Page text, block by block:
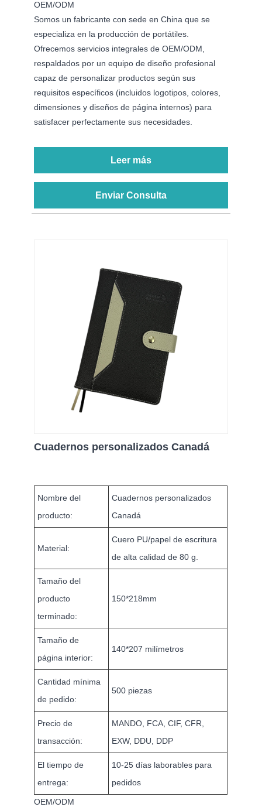
OEM/ODM
Somos un fabricante con sede en China que se
especializa en la producción de portátiles.
Ofrecemos servicios integrales de OEM/ODM,
respaldados por un equipo de diseño profesional
capaz de personalizar productos según sus
requisitos específicos (incluidos logotipos, colores,
dimensiones y diseños de página internos) para
satisfacer perfectamente sus necesidades.
Leer más
Enviar Consulta
Cuadernos personalizados Canadá
Nombre del
producto:
Cuadernos personalizados
Canadá
Material:
Cuero PU/papel de escritura
de alta calidad de 80 g.
Tamaño del
producto
terminado:
150*218mm
Tamaño de
página interior:
140*207 milímetros
Cantidad mínima
de pedido:
500 piezas
Precio de
transacción:
MANDO, FCA, CIF, CFR,
EXW, DDU, DDP
El tiempo de
entrega:
10-25 días laborables para
pedidos
OEM/ODM